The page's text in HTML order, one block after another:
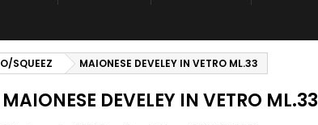
SQUEEZ MAIONESE DEVELEY IN VETRO ML.33
MAIONESE DEVELEY IN VETRO ML.33